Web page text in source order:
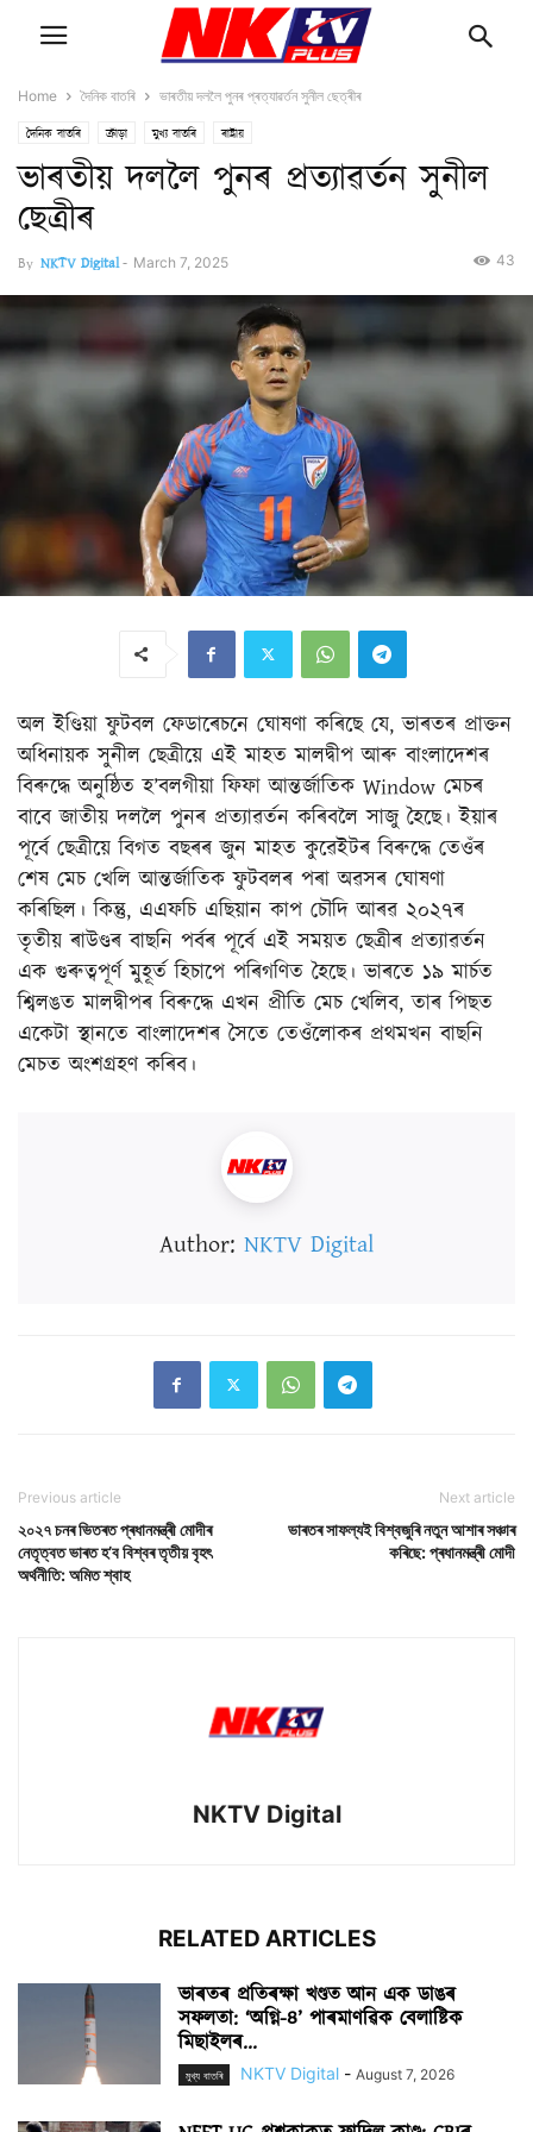
Home দৈনিক বাতৰি ভাৰতীয় দললৈ পুনৰ প্ৰত্যাৱৰ্তন সুনীল ছেত্ৰীৰ
দৈনিক বাতৰি ক্ৰীড়া মুখ্য বাতৰি ৰাষ্ট্ৰীয়
ভাৰতীয় দললৈ পুনৰ প্ৰত্যাৱৰ্তন সুনীল
ছেত্ৰীৰ
By NKTV Digital- March 7, 2025 43
অল ইণ্ডিয়া ফুটবল ফেডাৰেচনে ঘোষণা কৰিছে যে, ভাৰতৰ প্ৰাক্তন
অধিনায়ক সুনীল ছেত্ৰীয়ে এই মাহত মালদ্বীপ আৰু বাংলাদেশৰ
বিৰুদ্ধে অনুষ্ঠিত হ’বলগীয়া ফিফা আন্তৰ্জাতিক Window মেচৰ
বাবে জাতীয় দললৈ পুনৰ প্ৰত্যাৱৰ্তন কৰিবলৈ সাজু হৈছে। ইয়াৰ
পূৰ্বে ছেত্ৰীয়ে বিগত বছৰৰ জুন মাহত কুৱেইটৰ বিৰুদ্ধে তেওঁৰ
শেষ মেচ খেলি আন্তৰ্জাতিক ফুটবলৰ পৰা অৱসৰ ঘোষণা
কৰিছিল। কিন্তু, এএফচি এছিয়ান কাপ চৌদি আৰৱ ২০২৭ৰ
তৃতীয় ৰাউণ্ডৰ বাছনি পৰ্বৰ পূৰ্বে এই সময়ত ছেত্ৰীৰ প্ৰত্যাৱৰ্তন
এক গুৰুত্বপূৰ্ণ মুহূৰ্ত হিচাপে পৰিগণিত হৈছে। ভাৰতে ১৯ মাৰ্চত
শ্বিলঙত মালদ্বীপৰ বিৰুদ্ধে এখন প্ৰীতি মেচ খেলিব, তাৰ পিছত
একেটা স্থানতে বাংলাদেশৰ সৈতে তেওঁলোকৰ প্ৰথমখন বাছনি
মেচত অংশগ্ৰহণ কৰিব।
Author: NKTV Digital
Previous article
২০২৭ চনৰ ভিতৰত প্ৰধানমন্ত্ৰী মোদীৰ
নেতৃত্বত ভাৰত হ’ব বিশ্বৰ তৃতীয় বৃহৎ
অৰ্থনীতি: অমিত শ্বাহ
Next article
ভাৰতৰ সাফল্যই বিশ্বজুৰি নতুন আশাৰ সঞ্চাৰ
কৰিছে: প্ৰধানমন্ত্ৰী মোদী
NKTV Digital
RELATED ARTICLES
ভাৰতৰ প্ৰতিৰক্ষা খণ্ডত আন এক ডাঙৰ
সফলতা: ‘অগ্নি-৪’ পাৰমাণৱিক বেলাষ্টিক
মিছাইলৰ...
মুখ্য বাতৰি NKTV Digital - August 7, 2026